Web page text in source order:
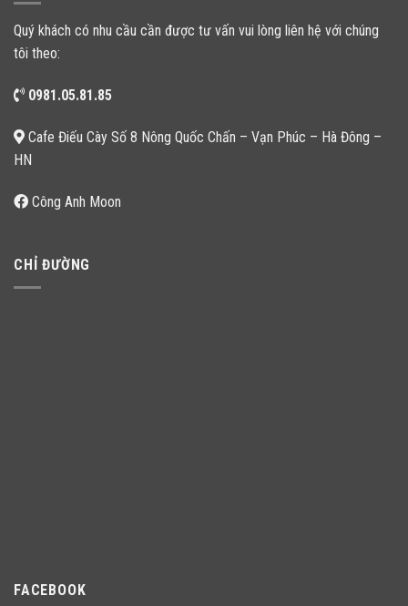
Quý khách có nhu cầu cần được tư vấn vui lòng liên hệ với chúng
tôi theo:
0981.05.81.85
Cafe Điếu Cày Số 8 Nông Quốc Chấn – Vạn Phúc – Hà Đông –
HN
Công Anh Moon
CHỈ ĐƯỜNG
FACEBOOK